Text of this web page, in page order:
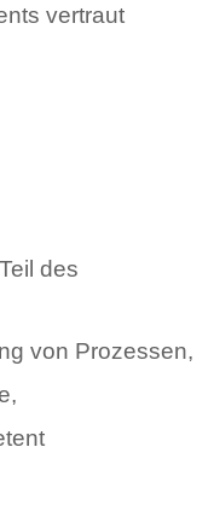
vertraut
des
von Prozessen,